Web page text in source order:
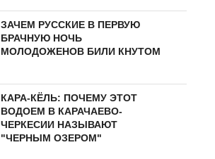
ЗАЧЕМ РУССКИЕ В ПЕРВУЮ
БРАЧНУЮ НОЧЬ
МОЛОДОЖЕНОВ БИЛИ КНУТОМ
КАРА-КЁЛЬ: ПОЧЕМУ ЭТОТ
ВОДОЕМ В КАРАЧАЕВО-
ЧЕРКЕСИИ НАЗЫВАЮТ
"ЧЕРНЫМ ОЗЕРОМ"